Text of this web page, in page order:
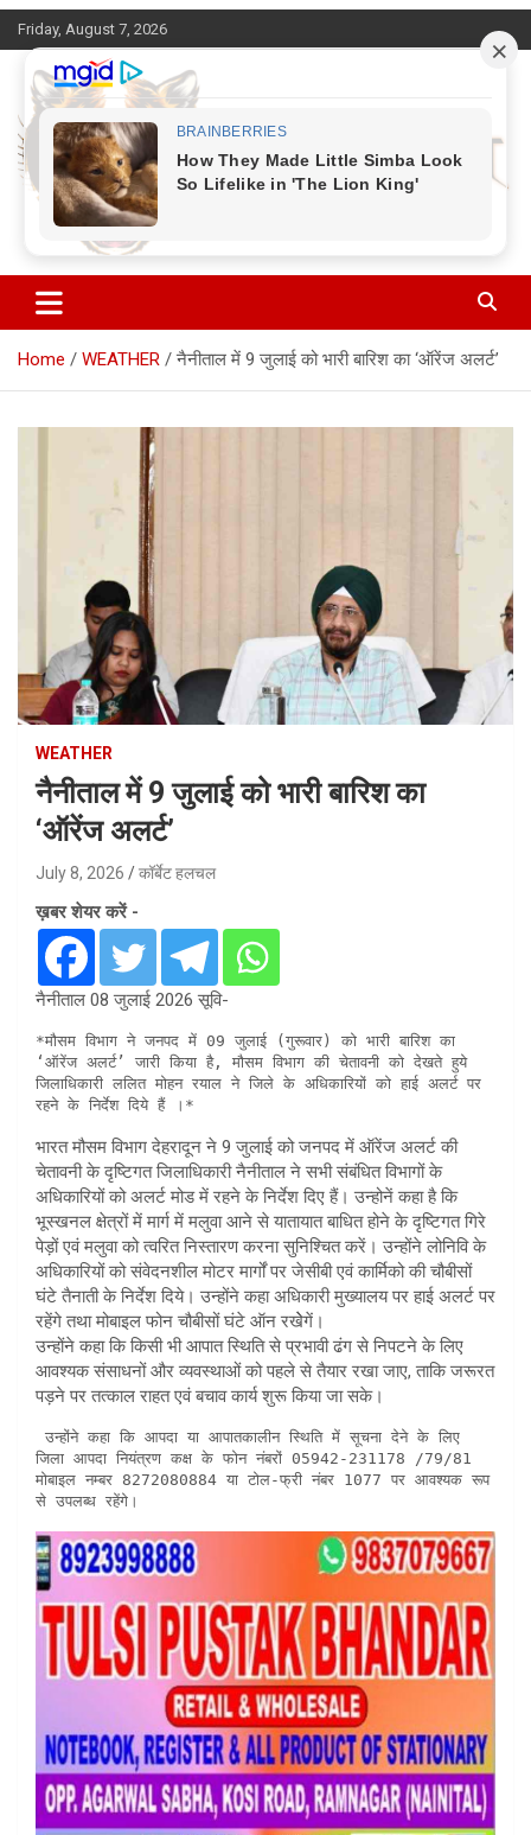
Skip
to
content
Friday, August 7, 2026
Corbett Halchal (कॉर्बेट हलचल)
Home WEATHER नैनीताल में 9 जुलाई को भारी बारिश का ‘ऑरेंज अलर्ट’
WEATHER
नैनीताल में 9 जुलाई को भारी बारिश का
‘ऑरेंज अलर्ट’
July 8, 2026 कॉर्बेट हलचल
ख़बर शेयर करें -
नैनीताल 08 जुलाई 2026 सूवि-
*मौसम विभाग ने जनपद में 09 जुलाई (गुरूवार) को भारी बारिश का
‘ऑरेंज अलर्ट’ जारी किया है, मौसम विभाग की चेतावनी को देखते हुये
जिलाधिकारी ललित मोहन रयाल ने जिले के अधिकारियों को हाई अलर्ट पर
रहने के निर्देश दिये हैं ।*
भारत मौसम विभाग देहरादून ने 9 जुलाई को जनपद में ऑरेंज अलर्ट की
चेतावनी के दृष्टिगत जिलाधिकारी नैनीताल ने सभी संबंधित विभागों के
अधिकारियों को अलर्ट मोड में रहने के निर्देश दिए हैं। उन्होनें कहा है कि
भूस्खनल क्षेत्रों में मार्ग में मलुवा आने से यातायात बाधित होने के दृष्टिगत गिरे
पेड़ों एवं मलुवा को त्वरित निस्तारण करना सुनिश्चित करें। उन्होंने लोनिवि के
अधिकारियों को संवेदनशील मोटर मार्गों पर जेसीबी एवं कार्मिको की चौबीसों
घंटे तैनाती के निर्देश दिये। उन्होंने कहा अधिकारी मुख्यालय पर हाई अलर्ट पर
रहेंगे तथा मोबाइल फोन चौबीसों घंटे ऑन रखेेगें।
उन्होंने कहा कि किसी भी आपात स्थिति से प्रभावी ढंग से निपटने के लिए
आवश्यक संसाधनों और व्यवस्थाओं को पहले से तैयार रखा जाए, ताकि जरूरत
पड़ने पर तत्काल राहत एवं बचाव कार्य शुरू किया जा सके।
जिला आपदा नियंत्रण कक्ष के फोन नंबरों 05942-231178 /79/81
मोबाइल नम्बर 8272080884 या टोल-फ्री नंबर 1077 पर आवश्यक रूप
से उपलब्ध रहेंगे।